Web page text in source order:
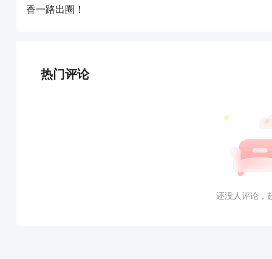
香一路出圈！
热门评论
还没人评论，